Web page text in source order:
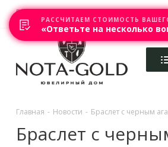
Главная Акции Каталоги
Главная - Новости - Браслет с черным
Браслет с
РАССЧИТАЕМ СТОИМОСТЬ
«Ответьте на несколько